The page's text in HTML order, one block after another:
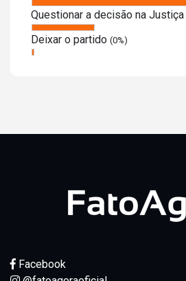
Questionar a decisão na Justiça
Deixar o partido (0%)
Facebook